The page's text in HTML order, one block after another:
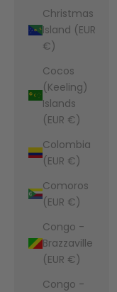
Christmas
Island (EUR
€)
Cocos
(Keeling)
Islands
(EUR €)
Colombia
(EUR €)
Comoros
(EUR €)
Congo -
Brazzaville
(EUR €)
Congo -